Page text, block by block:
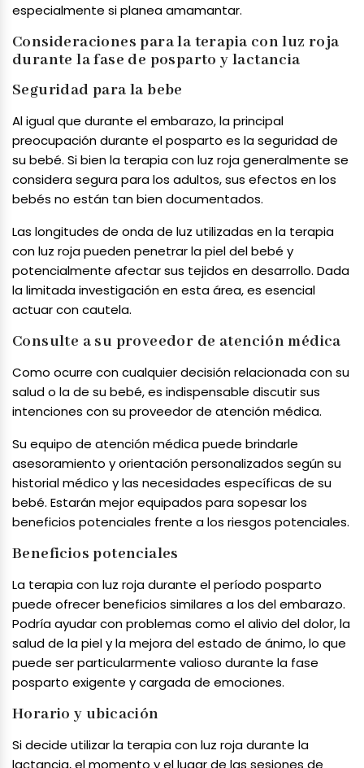
especialmente si planea amamantar.
Consideraciones para la terapia con luz roja
durante la fase de posparto y lactancia
Seguridad para la bebe
Al igual que durante el embarazo, la principal
preocupación durante el posparto es la seguridad de
su bebé. Si bien la terapia con luz roja generalmente se
considera segura para los adultos, sus efectos en los
bebés no están tan bien documentados.
Las longitudes de onda de luz utilizadas en la terapia
con luz roja pueden penetrar la piel del bebé y
potencialmente afectar sus tejidos en desarrollo. Dada
la limitada investigación en esta área, es esencial
actuar con cautela.
Consulte a su proveedor de atención médica
Como ocurre con cualquier decisión relacionada con su
salud o la de su bebé, es indispensable discutir sus
intenciones con su proveedor de atención médica.
Su equipo de atención médica puede brindarle
asesoramiento y orientación personalizados según su
historial médico y las necesidades específicas de su
bebé. Estarán mejor equipados para sopesar los
beneficios potenciales frente a los riesgos potenciales.
Beneficios potenciales
La terapia con luz roja durante el período posparto
puede ofrecer beneficios similares a los del embarazo.
Podría ayudar con problemas como el alivio del dolor, la
salud de la piel y la mejora del estado de ánimo, lo que
puede ser particularmente valioso durante la fase
posparto exigente y cargada de emociones.
Horario y ubicación
Si decide utilizar la terapia con luz roja durante la
lactancia, el momento y el lugar de las sesiones de